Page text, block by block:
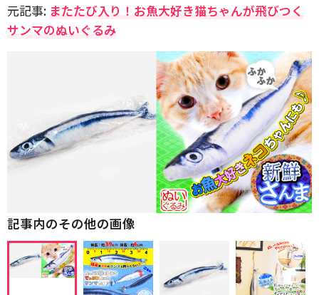
元記事: またたび入り！お魚大好き猫ちゃんが飛びつく
サンマのぬいぐるみ
記事内のその他の画像